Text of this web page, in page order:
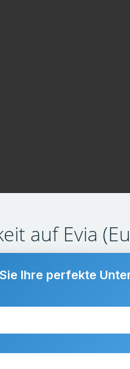
auf Evia
Ihre perfekte